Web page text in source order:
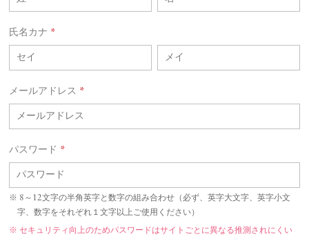
氏名カナ *
メールアドレス *
パスワード *
字、数字をそれぞれ１文字以上ご使用ください）